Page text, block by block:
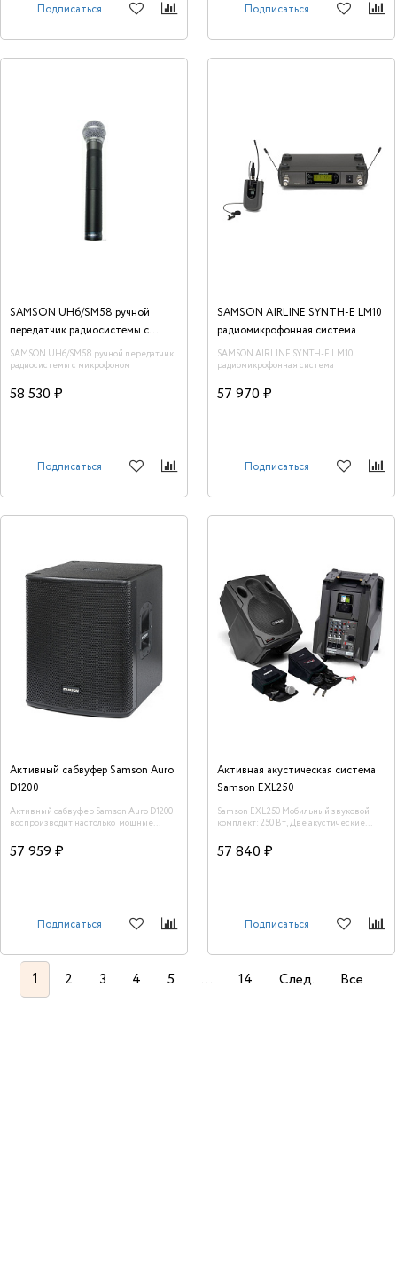
Подписаться Подписаться
SAMSON UH6/SM58 ручной
передатчик радиосистемы с
микрофоном
SAMSON UH6/SM58 ручной передатчик
радиосистемы с микрофоном
58 530 ₽
Подписаться
SAMSON AIRLINE SYNTH-E LM10
радиомикрофонная система
SAMSON AIRLINE SYNTH-E LM10
радиомикрофонная система
57 970 ₽
Подписаться
Активный сабвуфер Samson Auro
D1200
Активный сабвуфер Samson Auro D1200
воспроизводит настолько мощные
только услышать, но и «почувствовать»
бас. Auro D1200 имеет мощное ударное
57 959 ₽
Подписаться
Активная акустическая система
Samson EXL250
Samson EXL250 Мобильный звуковой
комплект: 250 Вт, Две акустические
57 840 ₽
Подписаться
1 2 3 4 5 ... 14 След. Все